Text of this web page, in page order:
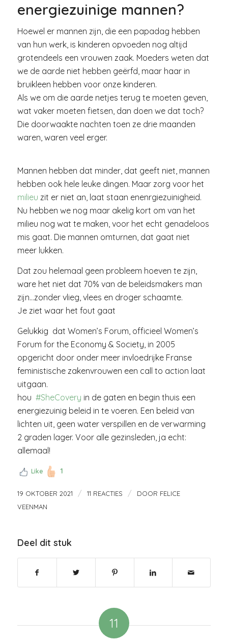
energiezuinige mannen?
Hoewel er mannen zijn, die een papadag hebben
van hun werk, is kinderen opvoeden nog altijd
grotendeels een vrouwen zaak. Moeders weten dat
we de aarde niet hebben geërfd, maar haar in
bruikleen hebben voor onze kinderen.
Als we om die aarde netjes terug te moeten geven,
wat vaker moeten fietsen, dan doen we dat toch?
Die doorwaakte nachten toen ze drie maanden
waren, waren veel erger.
Mannen hebben dat minder, dat geeft niet, mannen
hebben ook hele leuke dingen. Maar zorg voor het
milieu zit er niet an, laat staan enenrgiezuinigheid.
Nu hebben we nog maar akelig kort om van het
milieu nog wat te maken, voor het echt genadeloos
mis gaat. Die mannen omturnen, dat gaat niet
meer lukken.
Dat zou helemaal geen probleem hoeven te zijn,
ware het niet dat 70% van de beleidsmakers man
zijn…zonder vlieg, vlees en droger schaamte.
Je ziet waar het fout gaat
Gelukkig dat Women’s Forum, officieel Women’s
Forum for the Economy & Society, in 2005
opgericht door onder meer invloedrijke Franse
feministische zakenvrouwen een call to action laat
uitgaan.
hou #SheCovery in de gaten en begin thuis een
energiezuinig beleid in te voeren. Een beleid van
lichten uit, geen water verspillen en de verwarming
2 graden lager. Voor alle gezinsleden, ja echt:
allemaal!
Like 1
19 OKTOBER 2021 / 11 REACTIES / DOOR FELICE
VEENMAN
Deel dit stuk
11